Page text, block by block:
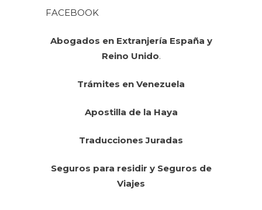
FACEBOOK
Abogados en Extranjería España y
Reino Unido.
Trámites en Venezuela
Apostilla de la Haya
Traducciones Juradas
Seguros para residir y Seguros de
Viajes